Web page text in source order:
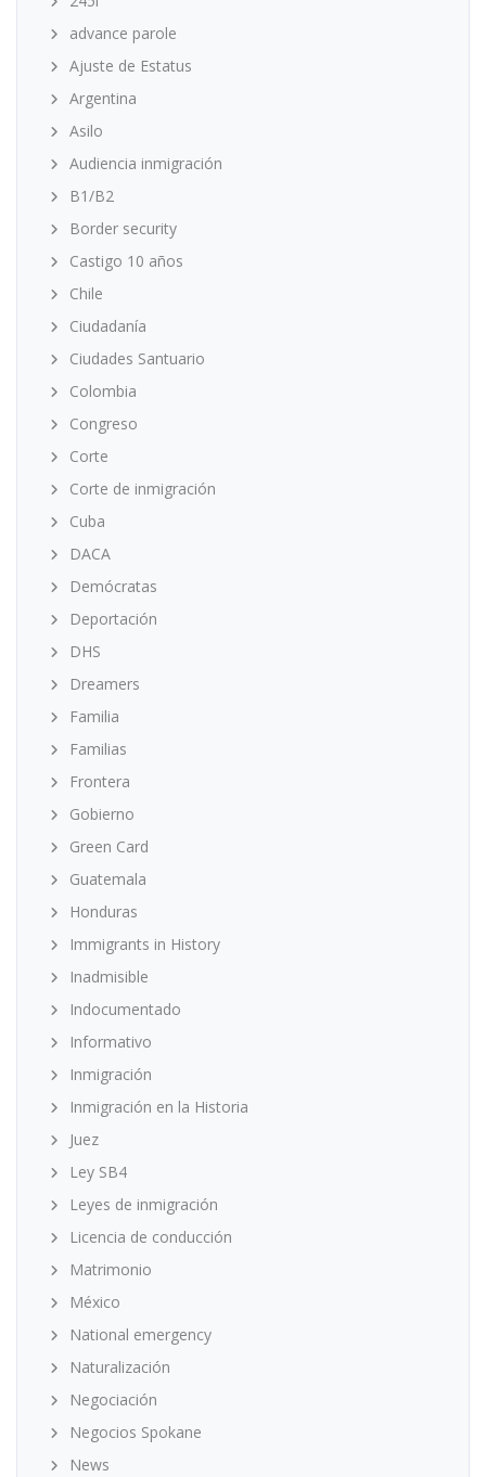
advance parole
Ajuste de Estatus
Argentina
Asilo
Audiencia inmigración
B1/B2
Border security
Castigo 10 años
Chile
Ciudadanía
Ciudades Santuario
Colombia
Congreso
Corte
Corte de inmigración
Cuba
DACA
Demócratas
Deportación
DHS
Dreamers
Familia
Familias
Frontera
Gobierno
Green Card
Guatemala
Honduras
Immigrants in History
Inadmisible
Indocumentado
Informativo
Inmigración
Inmigración en la Historia
Juez
Ley SB4
Leyes de inmigración
Licencia de conducción
Matrimonio
México
National emergency
Naturalización
Negociación
Negocios Spokane
News